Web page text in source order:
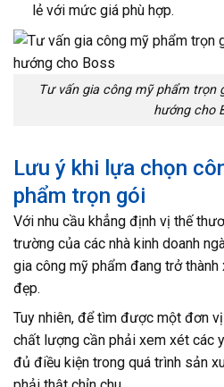
lẻ với mức giá phù hợp.
Tư vấn gia công mỹ phẩm trọn
hướng cho
Lưu ý khi lựa chọn
phẩm trọn gói
Với nhu cầu khẳng định vị thế
trường của các nhà kinh doanh
gia công mỹ phẩm đang trở
đẹp.
Tuy nhiên, để tìm được một đơn
chất lượng cần phải xem xét các
đủ điều kiện trong quá trình sản